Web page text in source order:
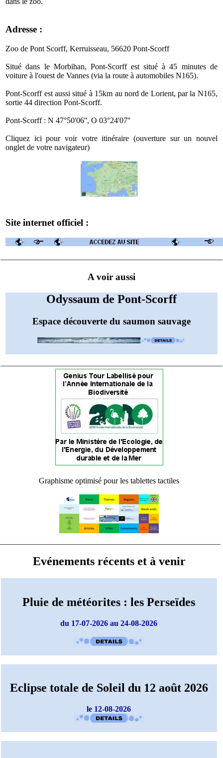
Adresse :
Zoo de Pont Scorff, Kerruisseau, 56620 Pont-Scorff
Situé dans le Morbihan, Pont-Scorff est situé à 45 minutes de
voiture à l'ouest de Vannes (via la route à automobiles N165).
Pont-Scorff est aussi situé à 15km au nord de Lorient, par la N165,
sortie 44 direction Pont-Scorff.
Pont-Scorff : N 47°50'06'', O 03°24'07''
Cliquez ici pour voir votre itinéraire (ouverture sur un nouvel
onglet de votre navigateur)
Site internet officiel :
A voir aussi
Odyssaum de Pont-Scorff
Espace découverte du saumon sauvage
Graphisme optimisé pour les tablettes tactiles
Evénements récents et à venir
Pluie de météorites : les Perseïdes
du 17-07-2026 au 24-08-2026
Eclipse totale de Soleil du 12 août 2026
le 12-08-2026